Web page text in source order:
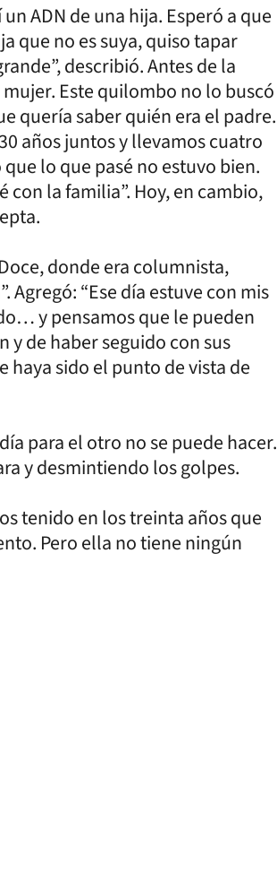
ADN de una hija. Esperó a que
que no es suya, quiso tapar
describió. Antes de la
Este quilombo no lo buscó
quería saber quién era el padre.
años juntos y llevamos cuatro
lo que pasé no estuvo bien.
la familia”. Hoy, en cambio,
donde era columnista,
Agregó: “Ese día estuve con mis
y pensamos que le pueden
y de haber seguido con sus
haya sido el punto de vista de
para el otro no se puede hacer.
y desmintiendo los golpes.
tenido en los treinta años que
Pero ella no tiene ningún